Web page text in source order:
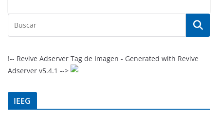
!-- Revive Adserver Tag de Imagen - Generated with Revive
Adserver v5.4.1 -->
IEEG